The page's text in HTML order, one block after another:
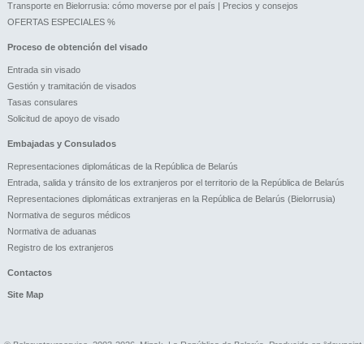
Transporte en Bielorrusia: cómo moverse por el país | Precios y consejos
OFERTAS ESPECIALES %
Proceso de obtención del visado
Entrada sin visado
Gestión y tramitación de visados
Tasas consulares
Solicitud de apoyo de visado
Embajadas y Consulados
Representaciones diplomáticas de la República de Belarús
Entrada, salida y tránsito de los extranjeros por el territorio de la República de Belarús
Representaciones diplomáticas extranjeras en la República de Belarús (Bielorrusia)
Normativa de seguros médicos
Normativa de aduanas
Registro de los extranjeros
Contactos
Site Map